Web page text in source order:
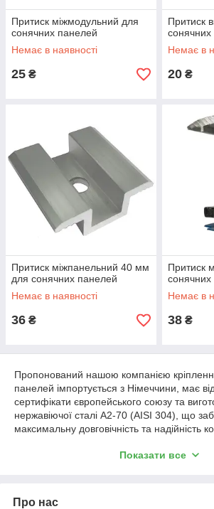
Притиск міжмодульний для
сонячних панелей
Немає в наявності
25 ₴
Притиск
Немає в
20 ₴
Притиск міжпанельний 40 мм
для сонячних панелей
Немає в наявності
36 ₴
Притиск
сонячних
Немає в
38 ₴
Пропонований нашою компанією
панелей імпортується з Німеччини, має
сертифікати європейського союзу та
нержавіючої сталі A2-70 (AISI 304), що
максимальну довговічність та надійність
за оптовими цінами самовивозом зі складу
Показати все
Про нас